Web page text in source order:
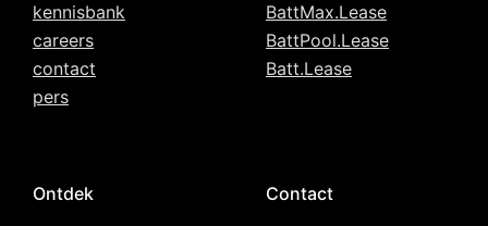
kennisbank
careers
contact
pers
BattMax.Lease
BattPool.Lease
Batt.Lease
Ontdek Contact